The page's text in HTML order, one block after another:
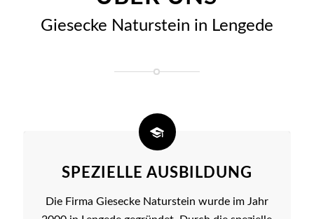
Giesecke Naturstein in Lengede
SPEZIELLE AUSBILDUNG
Die Firma Giesecke Naturstein wurde im Jahr